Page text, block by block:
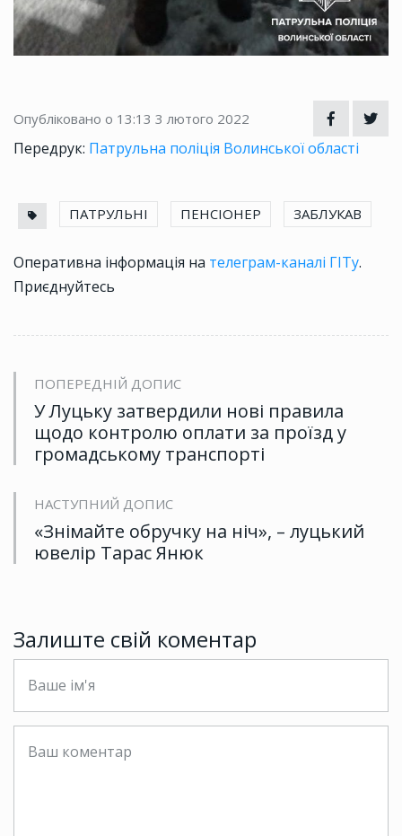
Опубліковано о 13:13 3 лютого 2022
Передрук: Патрульна поліція Волинської області
ПАТРУЛЬНІ ПЕНСІОНЕР ЗАБЛУКАВ
Оперативна інформація на телеграм-каналі ГІТу.
Приєднуйтесь
ПОПЕРЕДНІЙ ДОПИС
У Луцьку затвердили нові правила
щодо контролю оплати за проїзд у
громадському транспорті
НАСТУПНИЙ ДОПИС
«Знімайте обручку на ніч», – луцький
ювелір Тарас Янюк
Залиште свій коментар